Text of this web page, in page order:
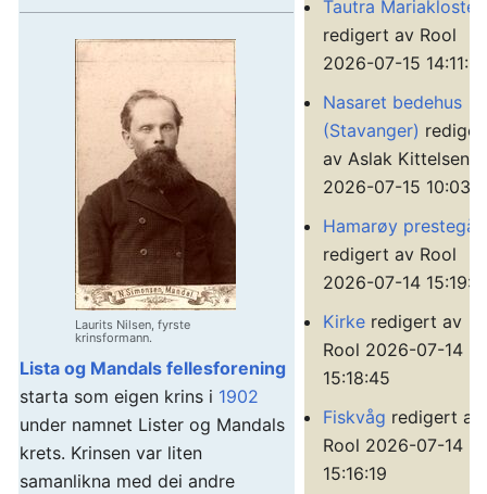
Laurits Nilsen, fyrste
krinsformann.
Lista og Mandals fellesforening
starta som eigen krins i 1902
under namnet Lister og Mandals
krets. Krinsen var liten
samanlikna med dei andre
Tautra Mariakloster
redigert av Rool
2026-07-15
Nasaret bedehus
(Stavanger)
av Aslak Kittelsen
2026-07-15
Hamarøy
redigert av Rool
2026-07-14
Kirke redigert av
Rool 2026-07-14
15:18:45
Fiskvåg redigert av
Rool 2026-07-14
15:16:19